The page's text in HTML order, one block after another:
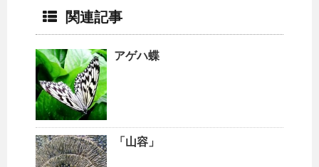
関連記事
アゲハ蝶
「山容」